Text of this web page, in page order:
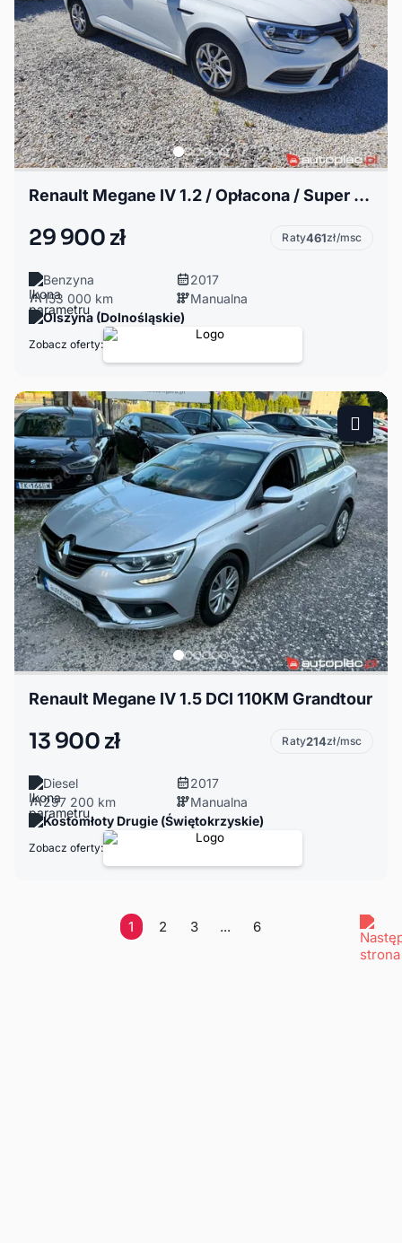
Renault Megane IV 1.2 / Opłacona / Super stan / Gwarancja
29 900 zł Raty461zł/msc
Benzyna
2017
153 000 km
Manualna
Olszyna (Dolnośląskie)
Zobacz oferty:
Renault Megane IV 1.5 DCI 110KM Grandtour
13 900 zł Raty214zł/msc
Diesel
2017
297 200 km
Manualna
Kostomłoty Drugie (Świętokrzyskie)
Zobacz oferty:
1 2 3 ... 6